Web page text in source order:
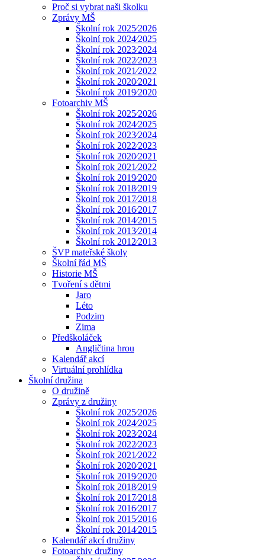
Proč si vybrat naši školku
Zprávy MŠ
Školní rok 2025⁄2026
Školní rok 2024⁄2025
Školní rok 2023⁄2024
Školní rok 2022⁄2023
Školní rok 2021⁄2022
Školní rok 2020⁄2021
Školní rok 2019⁄2020
Fotoarchiv MŠ
Školní rok 2025⁄2026
Školní rok 2024⁄2025
Školní rok 2023⁄2024
Školní rok 2022⁄2023
Školní rok 2020⁄2021
Školní rok 2021⁄2022
Školní rok 2019⁄2020
Školní rok 2018⁄2019
Školní rok 2017⁄2018
Školní rok 2016⁄2017
Školní rok 2014⁄2015
Školní rok 2013⁄2014
Školní rok 2012⁄2013
ŠVP mateřské školy
Školní řád MŠ
Historie MŠ
Tvoření s dětmi
Jaro
Léto
Podzim
Zima
Předškoláček
Angličtina hrou
Kalendář akcí
Virtuální prohlídka
Školní družina
O družině
Zprávy z družiny
Školní rok 2025⁄2026
Školní rok 2024⁄2025
Školní rok 2023⁄2024
Školní rok 2022⁄2023
Školní rok 2021⁄2022
Školní rok 2020⁄2021
Školní rok 2019⁄2020
Školní rok 2018⁄2019
Školní rok 2017⁄2018
Školní rok 2016⁄2017
Školní rok 2015⁄2016
Školní rok 2014⁄2015
Kalendář akcí družiny
Fotoarchiv družiny